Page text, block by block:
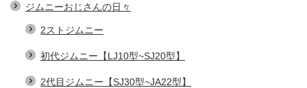
ジムニーおじさんの日々
2ストジムニー
初代ジムニー【LJ10型~SJ20型】
2代目ジムニー【SJ30型~JA22型】